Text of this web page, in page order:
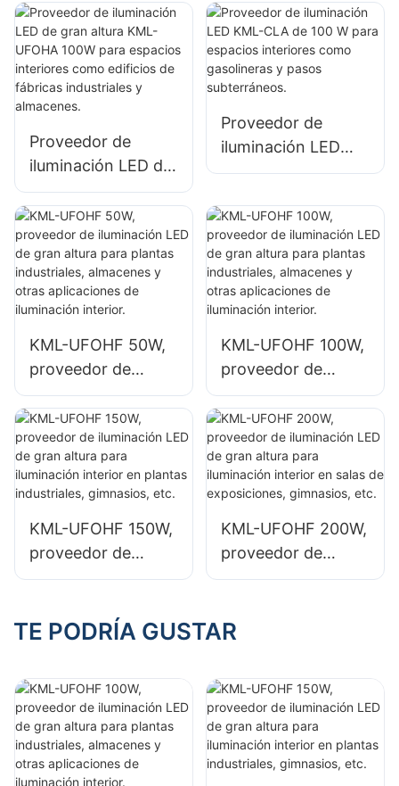
para espacios
interiores como
talleres de
reparación y
almacenes.
HB52 de 100 W
para espacios
interiores como
edificios de
industriales y
almacenes.
Proveedor de
iluminación LED de
gran altura KML-
UFOHA 100W para
espacios interiores
como edificios de
fábricas
industriales y
almacenes.
Proveedor de
iluminación LED
KML-CLA de 100 W
interiores como
gasolineras y pasos
subterráneos.
KML-UFOHF 50W,
proveedor de
iluminación LED de
gran altura para
plantas
industriales,
almacenes y otras
iluminación interior.
KML-UFOHF 100W,
proveedor de
iluminación LED de
gran altura para
plantas
industriales,
almacenes y otras
iluminación interior.
KML-UFOHF 150W,
proveedor de
iluminación LED de
iluminación interior
industriales,
gimnasios, etc.
KML-UFOHF 200W,
proveedor de
iluminación LED de
iluminación interior
exposiciones,
gimnasios, etc.
TE PODRÍA GUSTAR